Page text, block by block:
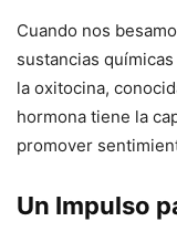
Cuando nos
sustancias
la oxitocina,
hormona tiene la
promover
Un Impulso